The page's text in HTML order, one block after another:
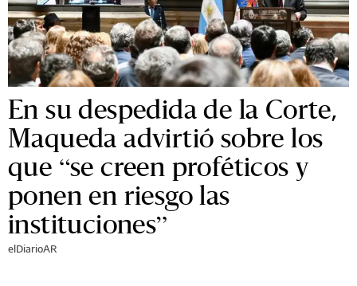
En su despedida de la Corte,
Maqueda advirtió sobre los
que “se creen proféticos y
ponen en riesgo las
instituciones”
elDiarioAR